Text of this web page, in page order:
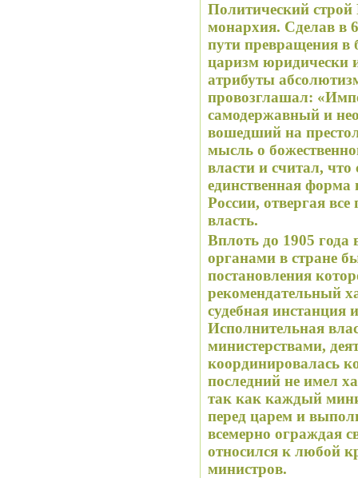
Политический строй
монархия. Сделав в
пути превращения
царизм юридически
атрибуты
провозглашал:
самодержавный и
вошедший на
мысль о
власти и считал, что
единственная
России, отвергая
власть.
Вплоть до 1905
органами в стране
постановления
рекомендательный
судебная инстанция
Исполнительная
министерствами,
координировалась
последний не имел
так как каждый
перед царем и
всемерно ограждая
относился к любой
министров.